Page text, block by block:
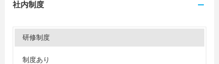
社内制度
研修制度
制度あり